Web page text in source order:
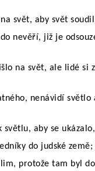
svět, aby svět
nevěří, již je
na svět, ale lidé
nenávidí
aby se
do judské
protože tam byl